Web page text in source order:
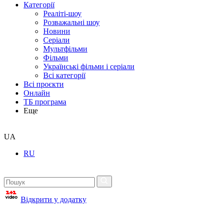
Категорії
Реаліті-шоу
Розважальні шоу
Новини
Серіали
Мультфільми
Фільми
Українські фільми і серіали
Всі категорії
Всі проєкти
Онлайн
ТБ програма
Еще
UA
RU
Відкрити у додатку